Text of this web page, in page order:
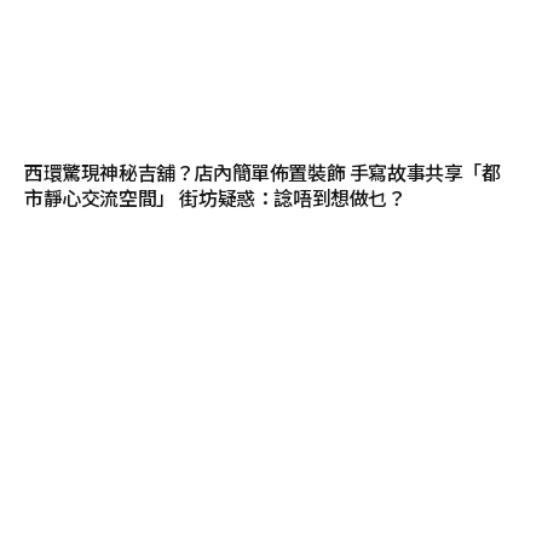
西環驚現神秘吉舖？店內簡單佈置裝飾 手寫故事共享「都
市靜心交流空間」 街坊疑惑：諗唔到想做乜？